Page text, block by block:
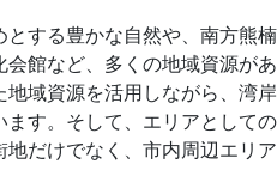
する豊かな自然や、南方熊
館など、多くの地域資源が
域資源を活用しながら、湾
す。そして、エリアとして
だけでなく、市内周辺エリ